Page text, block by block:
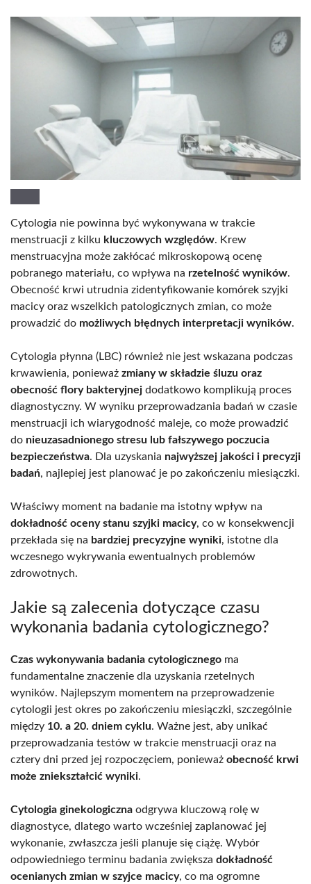
Cytologia nie powinna być wykonywana w trakcie
menstruacji z kilku kluczowych względów. Krew
menstruacyjna może zakłócać mikroskopową ocenę
pobranego materiału, co wpływa na rzetelność wyników.
Obecność krwi utrudnia zidentyfikowanie komórek szyjki
macicy oraz wszelkich patologicznych zmian, co może
prowadzić do możliwych błędnych interpretacji wyników.
Cytologia płynna (LBC) również nie jest wskazana podczas
krwawienia, ponieważ zmiany w składzie śluzu oraz
obecność flory bakteryjnej dodatkowo komplikują proces
diagnostyczny. W wyniku przeprowadzania badań w czasie
menstruacji ich wiarygodność maleje, co może prowadzić
do nieuzasadnionego stresu lub fałszywego poczucia
bezpieczeństwa. Dla uzyskania najwyższej jakości i precyzji
badań, najlepiej jest planować je po zakończeniu miesiączki.
Właściwy moment na badanie ma istotny wpływ na
dokładność oceny stanu szyjki macicy, co w konsekwencji
przekłada się na bardziej precyzyjne wyniki, istotne dla
wczesnego wykrywania ewentualnych problemów
zdrowotnych.
Jakie są zalecenia dotyczące czasu
wykonania badania cytologicznego?
Czas wykonywania badania cytologicznego ma
fundamentalne znaczenie dla uzyskania rzetelnych
wyników. Najlepszym momentem na przeprowadzenie
cytologii jest okres po zakończeniu miesiączki, szczególnie
między 10. a 20. dniem cyklu. Ważne jest, aby unikać
przeprowadzania testów w trakcie menstruacji oraz na
cztery dni przed jej rozpoczęciem, ponieważ obecność krwi
może zniekształcić wyniki.
Cytologia ginekologiczna odgrywa kluczową rolę w
diagnostyce, dlatego warto wcześniej zaplanować jej
wykonanie, zwłaszcza jeśli planuje się ciążę. Wybór
odpowiedniego terminu badania zwiększa dokładność
ocenianych zmian w szyjce macicy, co ma ogromne